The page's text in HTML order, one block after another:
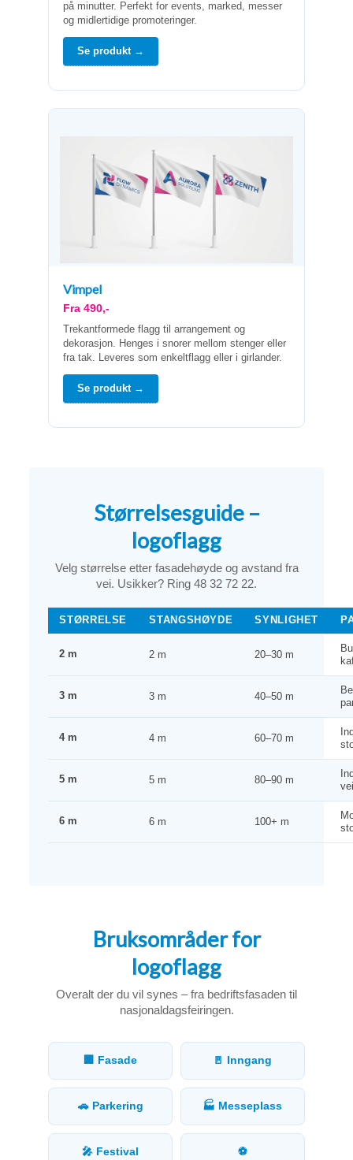
på minutter. Perfekt for events, marked, messer
og midlertidige promoteringer.
Se produkt →
Vimpel
Fra 490,-
Trekantformede flagg til arrangement og
dekorasjon. Henges i snorer mellom stenger eller
fra tak. Leveres som enkeltflagg eller i girlander.
Se produkt →
Størrelsesguide –
logoflagg
Velg størrelse etter fasadehøyde og avstand fra
vei. Usikker? Ring 48 32 72 22.
STØRRELSE STANGSHØYDE SYNLIGHET
2 m 2 m 20–30 m
3 m 3 m 40–50 m
4 m 4 m 60–70 m
5 m 5 m 80–90 m
6 m 6 m 100+ m
Bruksområder for
logoflagg
Overalt der du vil synes – fra bedriftsfasaden til
nasjonaldagsfeiringen.
🏢 Fasade 🚪 Inngang
🚗 Parkering 🏭 Messeplass
🎤 Festival
⚽